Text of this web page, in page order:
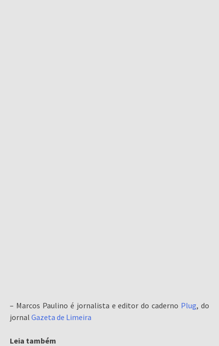
– Marcos Paulino é jornalista e editor do caderno Plug, do
jornal Gazeta de Limeira
Leia também